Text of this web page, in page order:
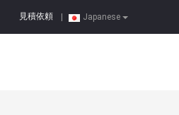
Japanese
見積依頼